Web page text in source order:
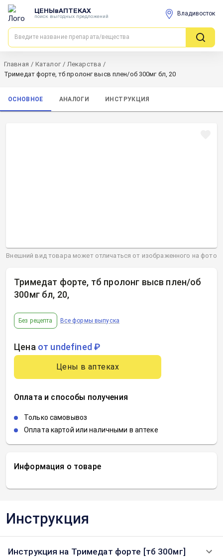
ЦЕНЫвАПТЕКАХ
поиск выгодных предложений Владивосток
Главная / Каталог / Лекарства /
Тримедат форте, тб пролонг высв плен/об 300мг бл, 20
ОСНОВНОЕ АНАЛОГИ ИНСТРУКЦИЯ
Информация о товаре
Тримедат форте, тб пролонг высв плен/об
300мг бл, 20,
Без рецепта Все формы выпуска
Цена от undefined ₽
Цены в аптеках
Оплата и способы получения
Только самовывоз
Оплата картой или наличными в аптеке
Внешний вид товара может отличаться от изображенного на фото
Инструкция
Инструкция на Тримедат форте [тб 300мг]